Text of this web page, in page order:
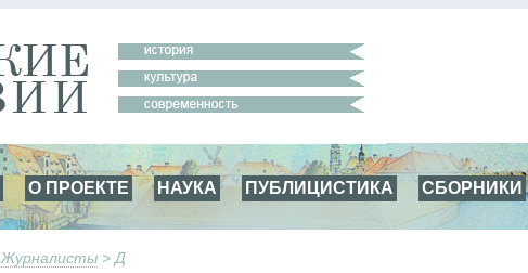
О ПРОЕКТЕ НАУКА ПУБЛИЦИСТИКА СБОРНИКИ
Журналисты > Д